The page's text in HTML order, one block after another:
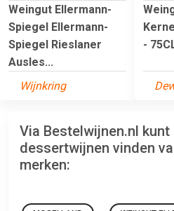
Weingut Ellermann-
Spiegel Ellermann-
Spiegel Rieslaner
Ausles...
Wijnkring
-
Via Bestelwijnen.nl kunt
dessertwijnen vinden
merken: